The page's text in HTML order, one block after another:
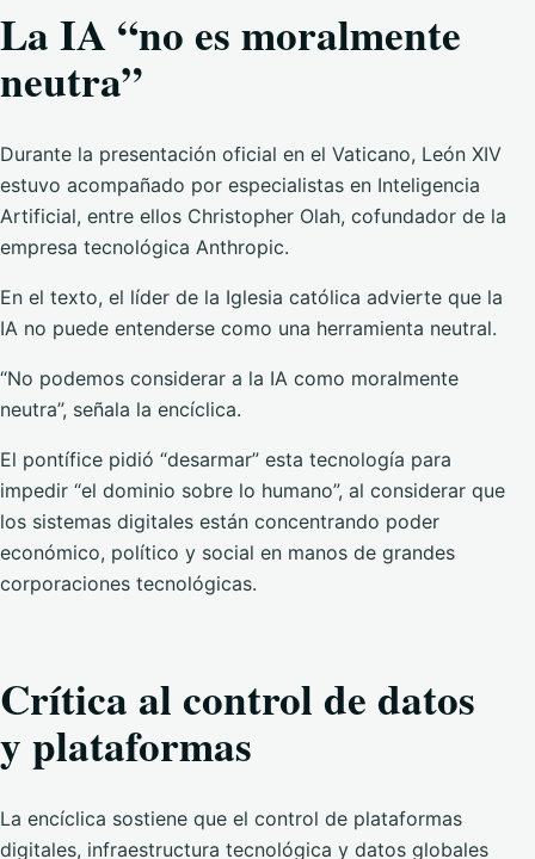
La IA “no es moralmente
neutra”
Durante la presentación oficial en el Vaticano, León XIV
estuvo acompañado por especialistas en Inteligencia
Artificial, entre ellos Christopher Olah, cofundador de la
empresa tecnológica Anthropic.
En el texto, el líder de la Iglesia católica advierte que la
IA no puede entenderse como una herramienta neutral.
“No podemos considerar a la IA como moralmente
neutra”, señala la encíclica.
El pontífice pidió “desarmar” esta tecnología para
impedir “el dominio sobre lo humano”, al considerar que
los sistemas digitales están concentrando poder
económico, político y social en manos de grandes
corporaciones tecnológicas.
Crítica al control de datos
y plataformas
La encíclica sostiene que el control de plataformas
digitales, infraestructura tecnológica y datos globales